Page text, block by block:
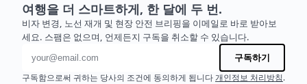
여행을 더 스마트하게, 한 달에 두 번.
비자 변경, 노선 재개 및 현장 안전 브리핑을 이메일로 바로 받아보
세요. 스팸은 없으며, 언제든지 구독을 취소할 수 있습니다.
이메일 주소
구독하기
구독함으로써 귀하는 당사의 조건에 동의하게 됩니다 개인정보 처리방침.